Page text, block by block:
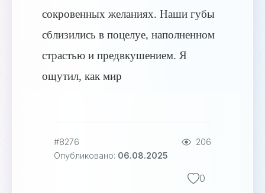
сокровенных желаниях. Наши губы
сблизились в поцелуе, наполненном
страстью и предвкушением. Я
ощутил, как мир
#8276
206
Опубликовано: 06.08.2025
0